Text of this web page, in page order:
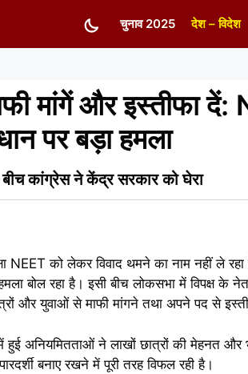
चुनाव 2025 देश – विदेश
मांगें और इस्तीफा दें:
पर बड़ा हमला
बीच कांग्रेस ने केंद्र सरकार को घेरा
NEET को लेकर विवाद थमने का नाम नहीं ले
बोल रहा है। इसी बीच लोकसभा में विपक्ष के
और युवाओं से माफी मांगने तथा अपने पद से
में हुई अनियमितताओं ने लाखों छात्रों की मेहनत
बनाए रखने में पूरी तरह विफल रही है।